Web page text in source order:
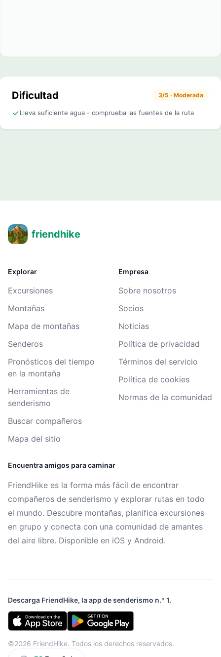
Dificultad 3/5 · Moderada
Lleva suficiente agua - comprueba las fuentes de la ruta
friendhike
Explorar
Excursiones
Montañas
Mapa de montañas
Senderos
Pronósticos del tiempo
en la montaña
Herramientas de
senderismo
Buscar compañeros
Mapa del sitio
Empresa
Sobre nosotros
Socios
Noticias
Política de privacidad
Términos del servicio
Política de cookies
Normas de la comunidad
Encuentra amigos para caminar
FriendHike es la forma más fácil de encontrar
compañeros de senderismo y explorar rutas en todo
el mundo. Descubre montañas, planifica excursiones
en grupo y conecta con una comunidad de amantes
del aire libre. Disponible en iOS y Android.
Descarga FriendHike, la app de senderismo n.º 1.
©2026 FriendHike. Todos los derechos reservados.